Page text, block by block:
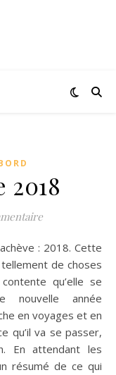
2018
de choses
qu’elle se
nouvelle année
en voyages et en
qu’il va se passer,
En attendant les
résumé de ce qui